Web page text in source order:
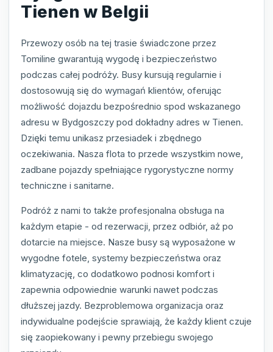
Tienen w Belgii
Przewozy osób na tej trasie świadczone przez
Tomiline gwarantują wygodę i bezpieczeństwo
podczas całej podróży. Busy kursują regularnie i
dostosowują się do wymagań klientów, oferując
możliwość dojazdu bezpośrednio spod wskazanego
adresu w Bydgoszczy pod dokładny adres w Tienen.
Dzięki temu unikasz przesiadek i zbędnego
oczekiwania. Nasza flota to przede wszystkim nowe,
zadbane pojazdy spełniające rygorystyczne normy
techniczne i sanitarne.
Podróż z nami to także profesjonalna obsługa na
każdym etapie - od rezerwacji, przez odbiór, aż po
dotarcie na miejsce. Nasze busy są wyposażone w
wygodne fotele, systemy bezpieczeństwa oraz
klimatyzację, co dodatkowo podnosi komfort i
zapewnia odpowiednie warunki nawet podczas
dłuższej jazdy. Bezproblemowa organizacja oraz
indywidualne podejście sprawiają, że każdy klient czuje
się zaopiekowany i pewny przebiegu swojego